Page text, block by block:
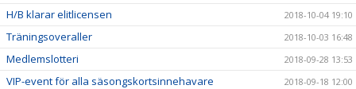
H/B klarar elitlicensen 2018-10-04 19:10
Träningsoveraller 2018-10-03 16:48
Medlemslotteri 2018-09-28 13:53
VIP-event för alla säsongskortsinnehavare 2018-09-18 12:00